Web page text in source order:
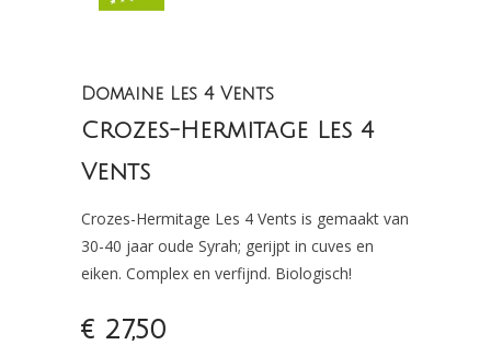
Domaine Les 4 Vents
Crozes-Hermitage Les 4
Vents
Crozes-Hermitage Les 4 Vents is gemaakt van
30-40 jaar oude Syrah; gerijpt in cuves en
eiken. Complex en verfijnd. Biologisch!
€ 27,50